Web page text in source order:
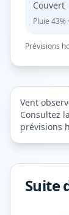
Couvert
Pluie 43%
Prévisions
Vent
Consultez
prévisions
Suite